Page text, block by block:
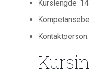
Kurslengde: